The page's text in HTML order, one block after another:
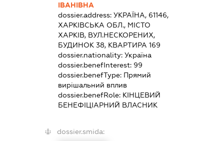
ІВАНІВНА
dossier.address:УКРАЇНА, 61146,
ХАРКІВСЬКА ОБЛ., МІСТО
ХАРКІВ, ВУЛ.НЕСКОРЕНИХ,
БУДИНОК 38, КВАРТИРА 169
dossier.nationality:Україна
dossier.benefInterest: 99
dossier.benefType: Прямий
вирішальний вплив
dossier.benefRole: КІНЦЕВИЙ
БЕНЕФІЦІАРНИЙ ВЛАСНИК
dossier.smida: